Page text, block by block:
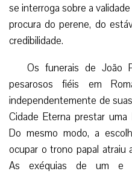
se interroga sobre a
procura do perene, do
credibilidade.
Os funerais de João
pesarosos fiéis em
independentemente de
Cidade Eterna prestar
Do mesmo modo, a
ocupar o trono papal atraiu
As exéquias de um e